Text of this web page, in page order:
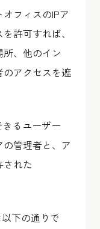
フィスのIPア
許可すれば、
、他のイン
のアクセスを遮
るユーザー
管理者と、ア
れた
下の通りで